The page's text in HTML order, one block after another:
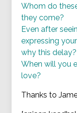
Whom do
they come?
Even after
expressing
why this delay?
When will you
love?
Thanks to